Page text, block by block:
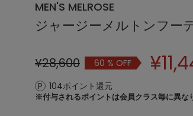
MEN'S MELROSE
ジャージーメルトンフー
¥28,600 60 % OFF ¥
104ポイント還元
※付与されるポイントは会員クラス毎に異な